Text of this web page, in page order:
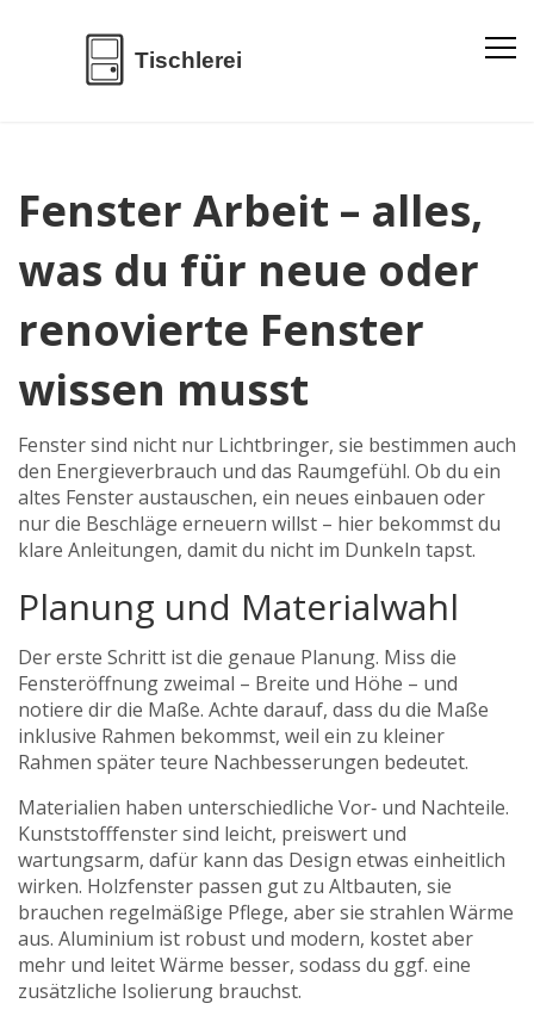
Fenster Arbeit – alles,
was du für neue oder
renovierte Fenster
wissen musst
Fenster sind nicht nur Lichtbringer, sie bestimmen auch
den Energieverbrauch und das Raumgefühl. Ob du ein
altes Fenster austauschen, ein neues einbauen oder
nur die Beschläge erneuern willst – hier bekommst du
klare Anleitungen, damit du nicht im Dunkeln tapst.
Planung und Materialwahl
Der erste Schritt ist die genaue Planung. Miss die
Fensteröffnung zweimal – Breite und Höhe – und
notiere dir die Maße. Achte darauf, dass du die Maße
inklusive Rahmen bekommst, weil ein zu kleiner
Rahmen später teure Nachbesserungen bedeutet.
Materialien haben unterschiedliche Vor‑ und Nachteile.
Kunststofffenster sind leicht, preiswert und
wartungsarm, dafür kann das Design etwas einheitlich
wirken. Holzfenster passen gut zu Altbauten, sie
brauchen regelmäßige Pflege, aber sie strahlen Wärme
aus. Aluminium ist robust und modern, kostet aber
mehr und leitet Wärme besser, sodass du ggf. eine
zusätzliche Isolierung brauchst.